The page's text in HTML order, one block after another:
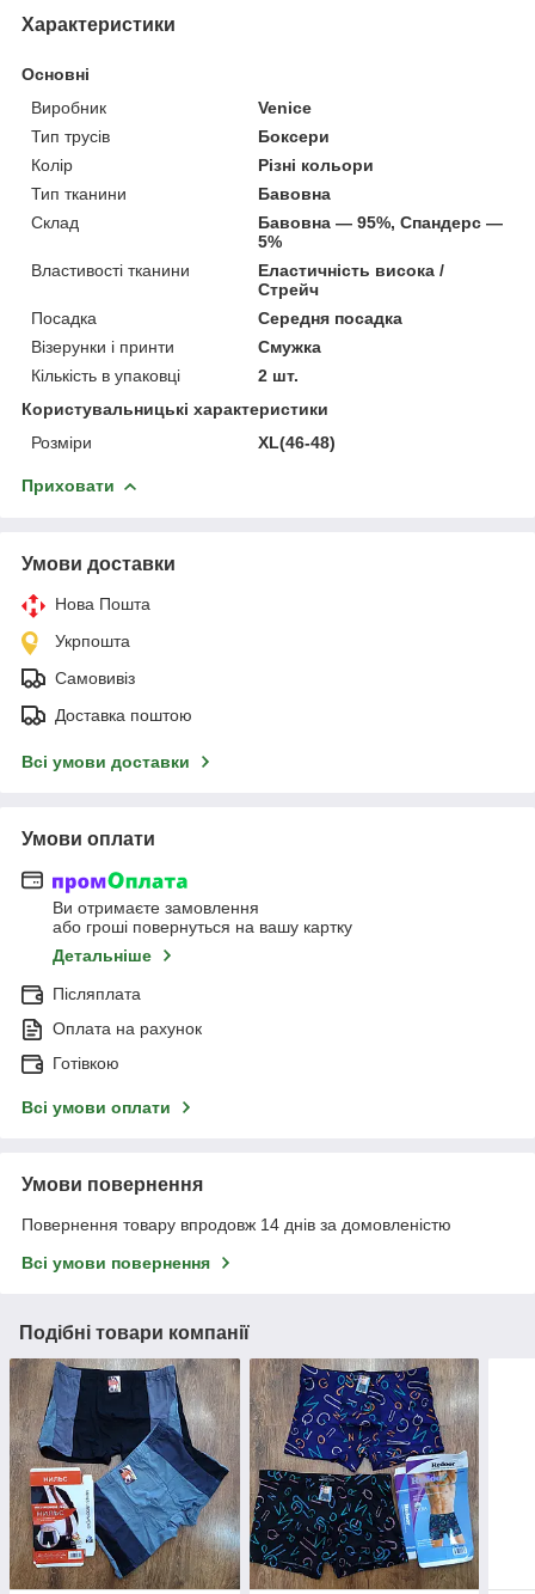
Характеристики
Основні
Виробник
Venice
Тип трусів
Боксери
Колір
Різні кольори
Тип тканини
Бавовна
Склад
Бавовна — 95%, Спандерс —
5%
Властивості тканини
Еластичність висока /
Стрейч
Посадка
Середня посадка
Візерунки і принти
Смужка
Кількість в упаковці
2 шт.
Користувальницькі характеристики
Розміри
XL(46-48)
Приховати
Умови доставки
Нова Пошта
Укрпошта
Самовивіз
Доставка поштою
Всі умови доставки
Умови оплати
Ви отримаєте замовлення
або гроші повернуться на вашу картку
Детальніше
Післяплата
Оплата на рахунок
Готівкою
Всі умови оплати
Умови повернення
Повернення товару впродовж 14 днів за домовленістю
Всі умови повернення
Подібні товари компанії